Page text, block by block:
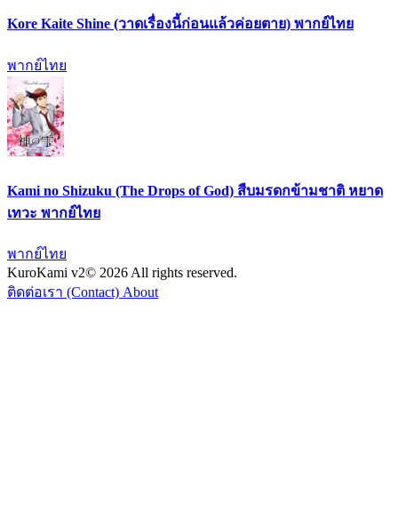
Kore Kaite Shine (วาดเรื่องนี้ก่อนแล้วค่อยตาย) พากย์ไทย
พากย์ไทย
Kami no Shizuku (The Drops of God) สืบมรดกข้ามชาติ หยาด
เทวะ พากย์ไทย
พากย์ไทย
KuroKami v2© 2026 All rights reserved.
ติดต่อเรา (Contact) About